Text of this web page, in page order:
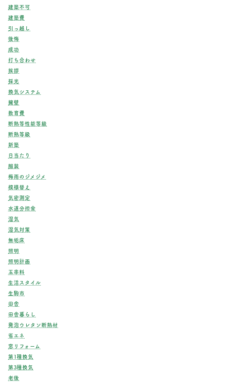
建築不可
建築費
引っ越し
後悔
成功
打ち合わせ
挨拶
採光
換気システム
擁壁
教育費
断熱等性能等級
断熱等級
新築
日当たり
服装
梅雨のジメジメ
模様替え
気密測定
水道分担金
湿気
湿気対策
無垢床
照明
照明計画
玉串料
生活スタイル
生駒市
田舎
田舎暮らし
発泡ウレタン断熱材
省エネ
窓リフォーム
第1種換気
第3種換気
老後